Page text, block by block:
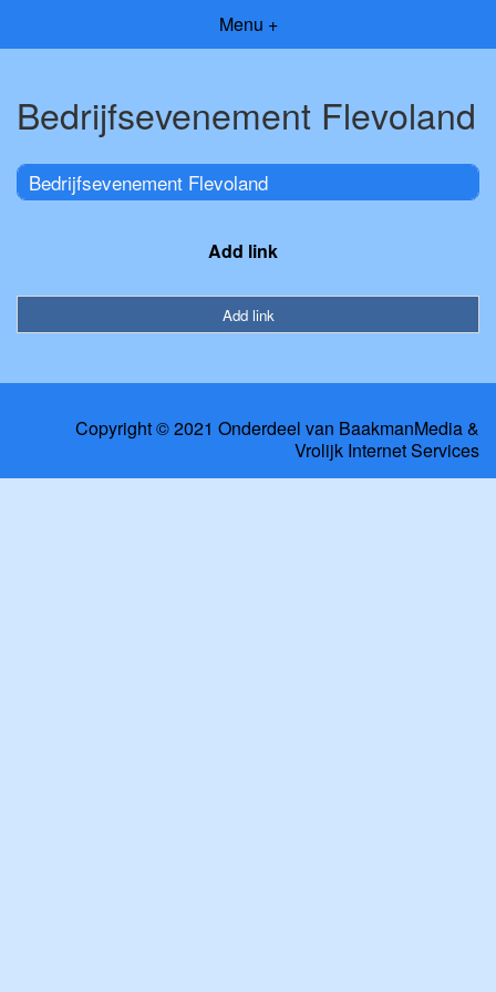
Menu +
Bedrijfsevenement Flevoland
Bedrijfsevenement Flevoland
Add link
Add link
Copyright © 2021 Onderdeel van BaakmanMedia&
Vrolijk Internet Services